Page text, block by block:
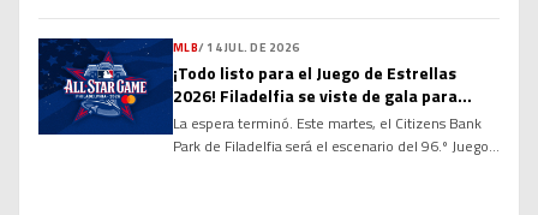
lanzadores prácticamente imbatible, el Joven
Circuito derrotó por marcador de 4-0 a la Liga
Nacional en la edición 96 del Clásico de […]
MLB/ 14 JUL. DE 2026
¡Todo listo para el Juego de Estrellas
2026! Filadelfia se viste de gala para
recibir a las mayores figuras de la MLB
La espera terminó. Este martes, el Citizens Bank
Park de Filadelfia será el escenario del 96.º Juego